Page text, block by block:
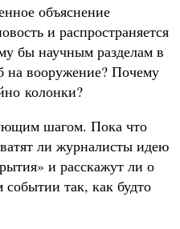
объяснение
и распространяется
бы научным разделам в
на вооружение? Почему
колонки?
шагом. Пока что
ли журналисты идею
и расскажут ли о
так, как будто